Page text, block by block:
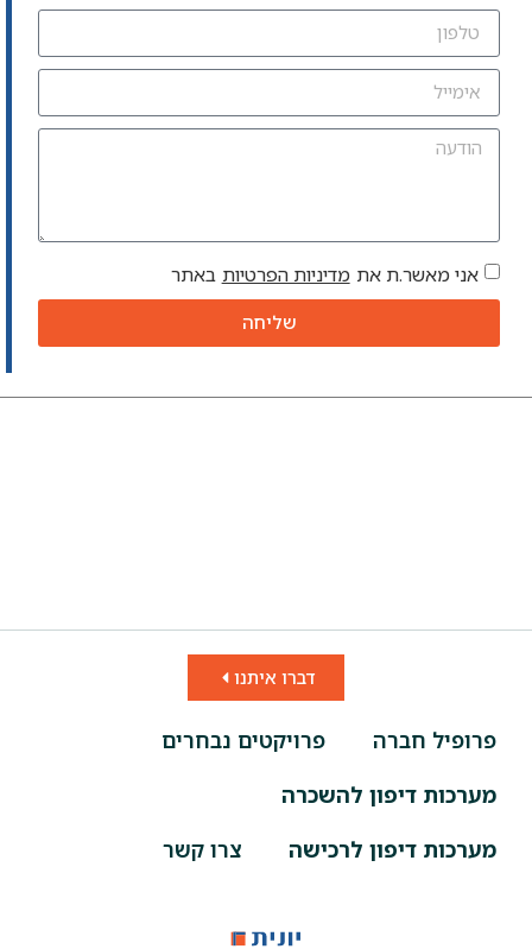
אני מאשר.ת את מדיניות הפרטיות באתר
שליחה
פרופיל חברה
פרויקטים נבחרים
מערכות דיפון להשכרה
מערכות דיפון לרכישה
צרו קשר
דברו איתנו